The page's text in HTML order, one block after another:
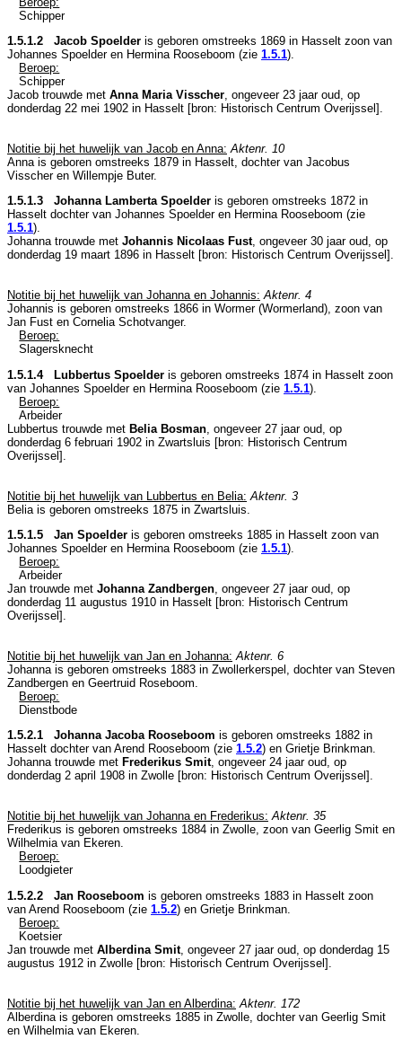
Schipper
1.5.1.2 Jacob Spoelder is geboren omstreeks 1869 in Hasselt zoon van
Johannes Spoelder en Hermina Rooseboom (zie 1.5.1).
Beroep:
Schipper
Jacob trouwde met Anna Maria Visscher, ongeveer 23 jaar oud, op
donderdag 22 mei 1902 in Hasselt [bron: Historisch Centrum Overijssel ].
Notitie bij het huwelijk van Jacob en Anna: Aktenr. 10
Anna is geboren omstreeks 1879 in Hasselt, dochter van Jacobus
Visscher en Willempje Buter.
1.5.1.3 Johanna Lamberta Spoelder is geboren omstreeks 1872 in
Hasselt dochter van Johannes Spoelder en Hermina Rooseboom (zie
1.5.1).
Johanna trouwde met Johannis Nicolaas Fust, ongeveer 30 jaar oud, op
donderdag 19 maart 1896 in Hasselt [bron: Historisch Centrum Overijssel ].
Notitie bij het huwelijk van Johanna en Johannis: Aktenr. 4
Johannis is geboren omstreeks 1866 in Wormer (Wormerland), zoon van
Jan Fust en Cornelia Schotvanger.
Beroep:
Slagersknecht
1.5.1.4 Lubbertus Spoelder is geboren omstreeks 1874 in Hasselt zoon
van Johannes Spoelder en Hermina Rooseboom (zie 1.5.1).
Beroep:
Arbeider
Lubbertus trouwde met Belia Bosman , ongeveer 27 jaar oud, op
donderdag 6 februari 1902 in Zwartsluis [bron: Historisch Centrum
Overijssel].
Notitie bij het huwelijk van Lubbertus en Belia: Aktenr. 3
Belia is geboren omstreeks 1875 in Zwartsluis
1.5.1.5 Jan Spoelder is geboren omstreeks 1885 in Hasselt zoon van
Johannes Spoelder en Hermina Rooseboom (zie 1.5.1).
Beroep:
Arbeider
Jan trouwde met Johanna Zandbergen, ongeveer 27 jaar oud, op
donderdag 11 augustus 1910 in Hasselt [bron: Historisch Centrum
Overijssel ].
Notitie bij het huwelijk van Jan en Johanna: Aktenr. 6
Johanna is geboren omstreeks 1883 in Zwollerkerspel , dochter van Steven
Zandbergen en Geertruid Roseboom.
Beroep:
Dienstbode
1.5.2.1 Johanna Jacoba Rooseboom is geboren omstreeks 1882 in
Hasselt dochter van Arend Rooseboom (zie 1.5.2) en Grietje Brinkman.
Johanna trouwde met Frederikus Smit, ongeveer 24 jaar oud, op
donderdag 2 april 1908 in Zwolle [bron: Historisch Centrum Overijssel ].
Notitie bij het huwelijk van Johanna en Frederikus: Aktenr. 35
Frederikus is geboren omstreeks 1884 in Zwolle, zoon van Geerlig Smit en
Wilhelmia van Ekeren.
Beroep:
Loodgieter
1.5.2.2 Jan Rooseboom is geboren omstreeks 1883 in Hasselt zoon
van Arend Rooseboom (zie 1.5.2) en Grietje Brinkman.
Beroep:
Koetsier
Jan trouwde met Alberdina Smit, ongeveer 27 jaar oud, op donderdag 15
augustus 1912 in Zwolle [bron: Historisch Centrum Overijssel].
Notitie bij het huwelijk van Jan en Alberdina: Aktenr. 172
Alberdina is geboren omstreeks 1885 in Zwolle , dochter van Geerlig Smit
en Wilhelmia van Ekeren.